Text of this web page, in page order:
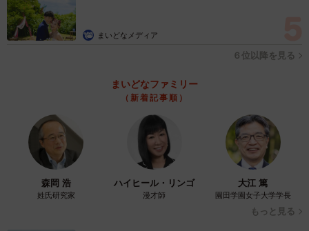
まいどなメディア
６位以降を見る
まいどなファミリー
（新着記事順）
森岡 浩
姓氏研究家
ハイヒール・リンゴ
漫才師
大江 篤
園田学園女子大学学長
もっと見る